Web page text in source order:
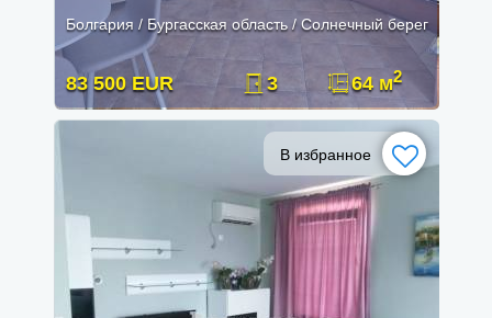
Болгария / Бургасская область / Солнечный берег
83 500 EUR 3 64 м2
В избранное